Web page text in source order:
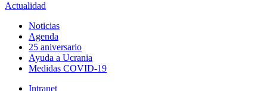
Actualidad
Noticias
Agenda
25 aniversario
Ayuda a Ucrania
Medidas COVID-19
Intranet